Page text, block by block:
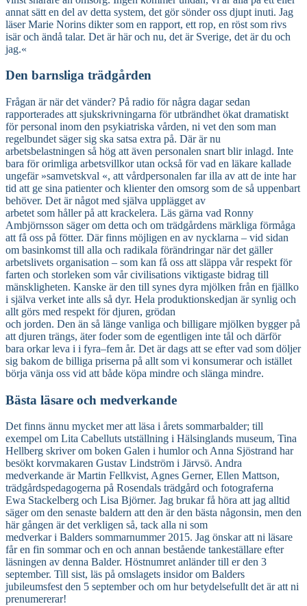
annat sätt en del av detta system, det gör sönder oss djupt inuti. Jag
läser Marie Norins dikter som en rapport, ett rop, en röst som rivs
isär och ändå talar. Det är här och nu, det är Sverige, det är du och
jag.«
Den barnsliga trädgården
Frågan är när det vänder? På radio för några dagar sedan
rapporterades att sjukskrivningarna för utbrändhet ökat dramatiskt
för personal inom den psykiatriska vården, ni vet den som man
regelbundet säger sig ska satsa extra på. Där är nu
arbetsbelastningen så hög att även personalen snart blir inlagd. Inte
bara för orimliga arbetsvillkor utan också för vad en läkare kallade
ungefär »samvetskval «, att vårdpersonalen far illa av att de inte har
tid att ge sina patienter och klienter den omsorg som de så uppenbart
behöver. Det är något med själva upplägget av
arbetet som håller på att krackelera. Läs gärna vad Ronny
Ambjörnsson säger om detta och om trädgårdens märkliga förmåga
att få oss på fötter. Där finns möjligen en av nycklarna – vid sidan
om basinkomst till alla och radikala förändringar när det gäller
arbetslivets organisation – som kan få oss att släppa vår respekt för
farten och storleken som vår civilisations viktigaste bidrag till
mänskligheten. Kanske är den till synes dyra mjölken från en fjällko
i själva verket inte alls så dyr. Hela produktionskedjan är synlig och
allt görs med respekt för djuren, grödan
och jorden. Den än så länge vanliga och billigare mjölken bygger på
att djuren trängs, äter foder som de egentligen inte tål och därför
bara orkar leva i i fyra–fem år. Det är dags att se efter vad som döljer
sig bakom de billiga priserna på allt som vi konsumerar och istället
börja vänja oss vid att både köpa mindre och slänga mindre.
Bästa läsare och medverkande
Det finns ännu mycket mer att läsa i årets sommarbalder; till
exempel om Lita Cabelluts utställning i Hälsinglands museum, Tina
Hellberg skriver om boken Galen i humlor och Anna Sjöstrand har
besökt korvmakaren Gustav Lindström i Järvsö. Andra
medverkande är Martin Fellkvist, Agnes Gerner, Ellen Mattson,
trädgårdspedagogerna på Rosendals trädgård och fotograferna
Ewa Stackelberg och Lisa Björner. Jag brukar få höra att jag alltid
säger om den senaste baldern att den är den bästa någonsin, men den
här gången är det verkligen så, tack alla ni som
medverkar i Balders sommarnummer 2015. Jag önskar att ni läsare
får en fin sommar och en och annan bestående tankeställare efter
läsningen av denna Balder. Höstnumret anländer till er den 3
september. Till sist, läs på omslagets insidor om Balders
jubileumsfest den 5 september och om hur betydelsefullt det är att ni
prenumererar!